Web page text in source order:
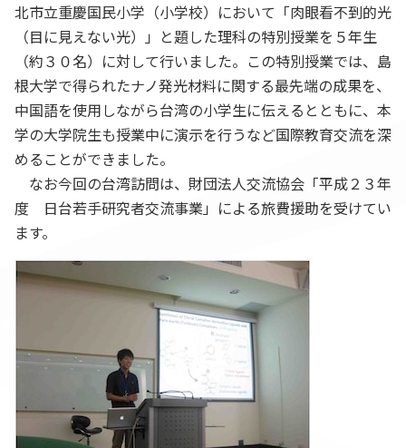
北市立重慶国民小学（小学校）において「肉眼看不到的光
（目に見えない光）」と題した理科の特別授業を５年生
（約３０名）に対して行いました。この特別授業では、島
根大学で得られたナノ発光材料に関する最先端の成果を、
中国語を使用しながら台湾の小学生に伝えるとともに、本
学の大学院生も授業中に演示を行うなど国際教育交流を深
めることができました。
なお今回の台湾訪問は、財団法人交流協会「平成２３年
度 日台若手研究者交流事業」による旅費援助を受けてい
ます。